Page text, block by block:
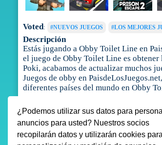
¿Podemos utilizar sus datos para
anuncios para usted? Nuestros socios
recopilarán datos y utilizarán cookies
Voted: #NUEVOS JUEGOS #LOS MEJORES
Descripción
Estás jugando a Obby Toilet Line en
el juego de Obby Toilet Line es
Poki, acabamos de actualizar muchos
Juegos de obby en
diferentes países del mundo en Obby
Tags JUEGOS DE OBBY JUEGOS DE